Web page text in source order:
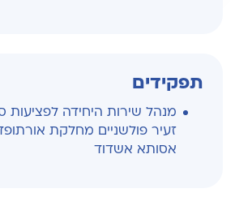
תפקידים
מנהל שירות היחידה לפציעות
זעיר פולשניים מחלקת
אסותא אשדוד